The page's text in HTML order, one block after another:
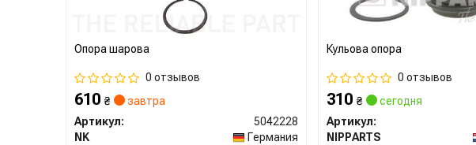
Опора шарова
0 отзывов
610 ₴
завтра
Артикул:
5042228
NK
Германия
Кульова опора
0 отзывов
310₴
сегодня
Артикул:
NIPPARTS